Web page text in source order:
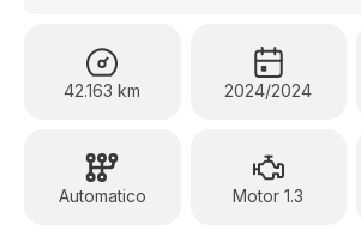
42.163 km 2024/2024
Automatico Motor 1.3